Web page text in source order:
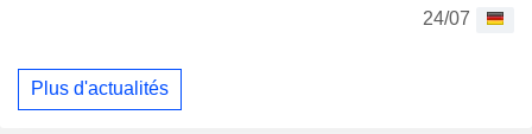
24/07
Plus d'actualités